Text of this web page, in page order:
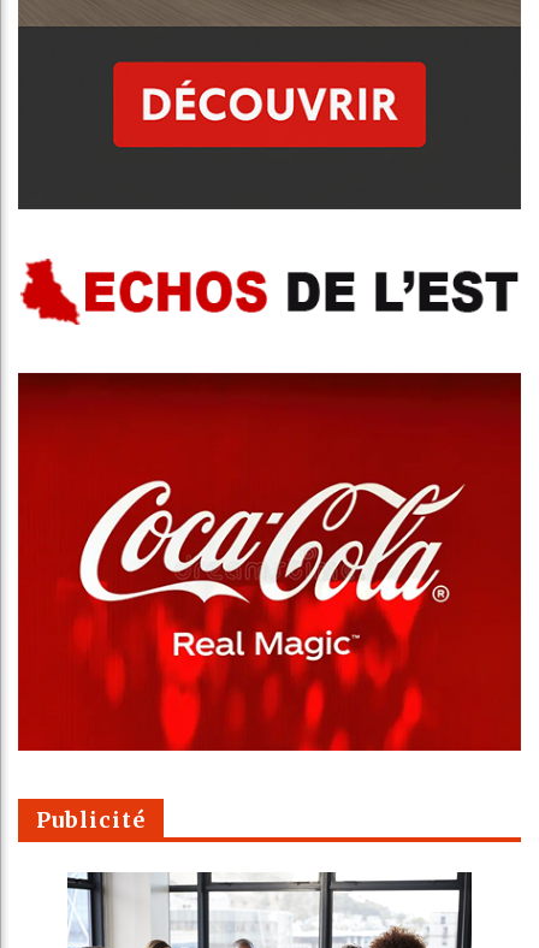
Publicité